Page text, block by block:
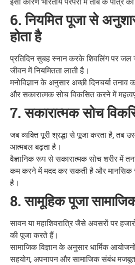
6. नियमित पूजा से
होता है
प्रतिदिन सुबह स्नान करके शिवलिंग पर
जीवन में नियमितता लाती है।
मनोविज्ञान के अनुसार अच्छी दिनचर्या तनाव
और सकारात्मक सोच विकसित करने में
7. सकारात्मक सोच
जब व्यक्ति पूरी श्रद्धा से पूजा करता है, तब
आत्मबल बढ़ता है।
वैज्ञानिक रूप से सकारात्मक सोच शरीर में
कम करने में मदद कर सकती है और मानसिक
है।
8. सामूहिक पूजा
सावन या महाशिवरात्रि जैसे अवसरों पर
की पूजा करते हैं।
सामाजिक विज्ञान के अनुसार धार्मिक
सहयोग, अपनापन और सामाजिक संबंध